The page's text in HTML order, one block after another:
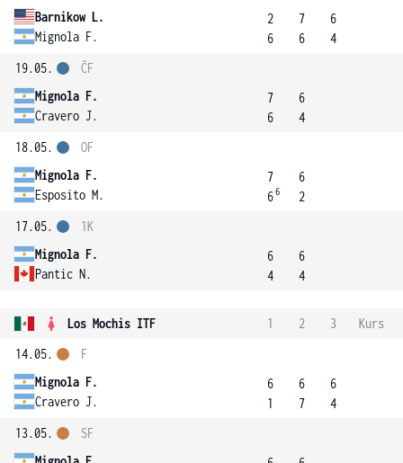
Barnikow L.
Mignola F.
2
6
7
6
6
4
19.05.
Mignola F.
Cravero J.
ČF
7
6
6
4
18.05.
Mignola F.
Esposito M.
OF
7
66
6
2
17.05.
Mignola F.
Pantic N.
1K
6
4
6
4
Los Mochis ITF 1 2 3
Kurs
14.05.
Mignola F.
Cravero J.
F
6
1
6
7
6
4
13.05.
SF